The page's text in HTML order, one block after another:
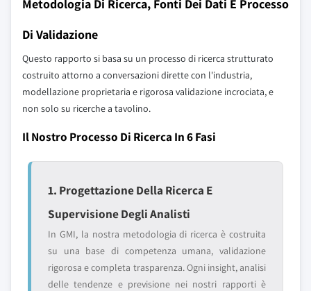
Metodologia Di Ricerca, Fonti Dei Dati E Processo
Di Validazione
Questo rapporto si basa su un processo di ricerca strutturato
costruito attorno a conversazioni dirette con l'industria,
modellazione proprietaria e rigorosa validazione incrociata, e
non solo su ricerche a tavolino.
Il Nostro Processo Di Ricerca In 6 Fasi
1. Progettazione Della Ricerca E
Supervisione Degli Analisti
In GMI, la nostra metodologia di ricerca è costruita
su una base di competenza umana, validazione
rigorosa e completa trasparenza. Ogni insight, analisi
delle tendenze e previsione nei nostri rapporti è